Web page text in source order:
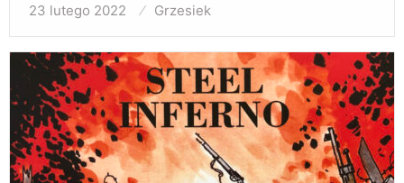
Opublikowane
23 lutego 2022 Grzesiek